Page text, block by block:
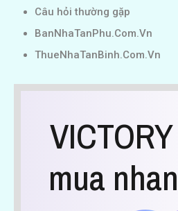
Câu hỏi thường gặp
BanNhaTanPhu.Com.Vn
ThueNhaTanBinh.Com.Vn
mua